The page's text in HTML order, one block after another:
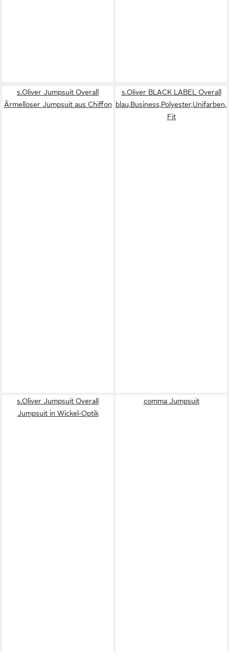
s.Oliver Jumpsuit Overall
Ärmelloser Jumpsuit aus Chiffon
s.Oliver BLACK LABEL Overall
Fit
s.Oliver Jumpsuit Overall
Jumpsuit in Wickel-Optik
comma Jumpsuit